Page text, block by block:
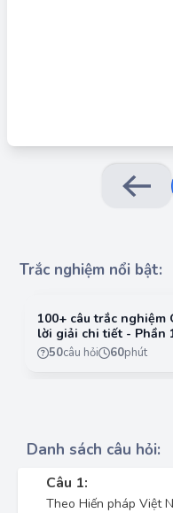
Trắc nghiệm nổi bật:
100+ câu trắc
lời giải chi tiết - Phần
50câu hỏi 60phút
Danh sách câu hỏi:
Câu 1:
Theo Hiến pháp Việt